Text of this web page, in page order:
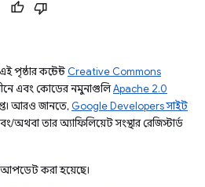
পৃষ্ঠার কন্টেন্ট Creative Commons
এবং কোডের নমুনাগুলিApache 2.0
আরও জানতে, Google Developers সাইট
তার অ্যাফিলিয়েট সংস্থার রেজিস্টার্ড
করা হয়েছে।